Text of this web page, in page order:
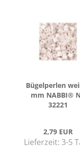
Bü­gel­per­len
mm NABBI®
32221
2,79 EUR
Lieferzeit: 3-5